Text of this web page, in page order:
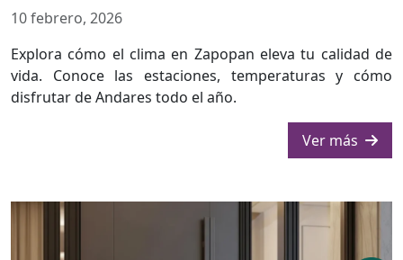
10 febrero, 2026
Explora cómo el clima en Zapopan eleva tu calidad de
vida. Conoce las estaciones, temperaturas y cómo
disfrutar de Andares todo el año.
Ver más